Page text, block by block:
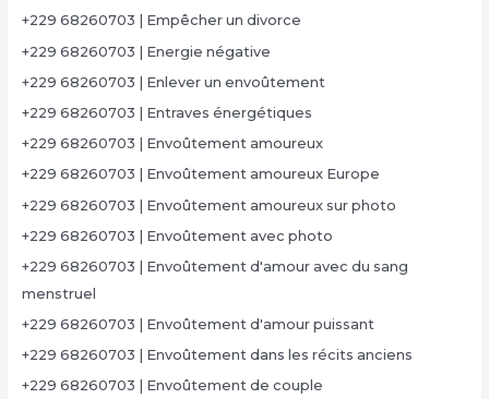
+229 68260703 | Empêcher un divorce
+229 68260703 | Energie négative
+229 68260703 | Enlever un envoûtement
+229 68260703 | Entraves énergétiques
+229 68260703 | Envoûtement amoureux
+229 68260703 | Envoûtement amoureux Europe
+229 68260703 | Envoûtement amoureux sur photo
+229 68260703 | Envoûtement avec photo
+229 68260703 | Envoûtement d'amour avec du sang
menstruel
+229 68260703 | Envoûtement d'amour puissant
+229 68260703 | Envoûtement dans les récits anciens
+229 68260703 | Envoûtement de couple